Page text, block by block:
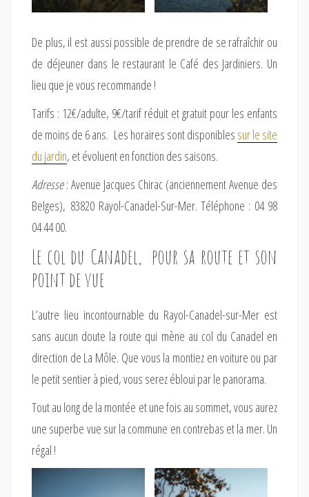
De plus, il est aussi possible de prendre de se rafraîchir ou
de déjeuner dans le restaurant le Café des Jardiniers. Un
lieu que je vous recommande !
Tarifs : 12€/adulte, 9€/tarif réduit et gratuit pour les enfants
de moins de 6 ans. Les horaires sont disponibles sur le site
du jardin, et évoluent en fonction des saisons.
Adresse: Avenue Jacques Chirac (anciennement Avenue des
Belges), 83820 Rayol-Canadel-Sur-Mer. Téléphone : 04 98
04 44 00.
Le col du Canadel, pour sa route et son
point de vue
L’autre lieu incontournable du Rayol-Canadel-sur-Mer est
sans aucun doute la route qui mène au col du Canadel en
direction de La Môle. Que vous la montiez en voiture ou par
le petit sentier à pied, vous serez ébloui par le panorama.
Tout au long de la montée et une fois au sommet, vous aurez
une superbe vue sur la commune en contrebas et la mer. Un
régal !